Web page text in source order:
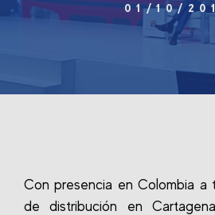
01/10/
Con presencia en Colombia a
de distribución en